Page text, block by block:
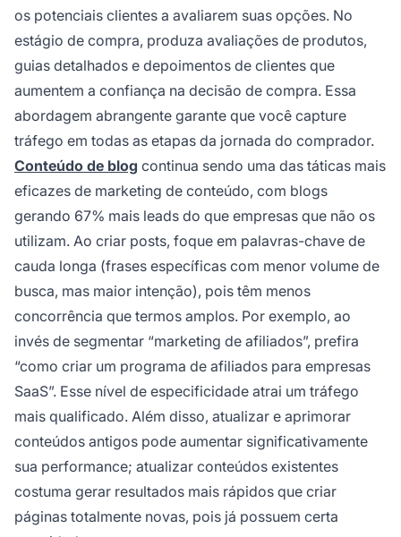
os potenciais clientes a avaliarem suas opções. No
estágio de compra, produza avaliações de produtos,
guias detalhados e depoimentos de clientes que
aumentem a confiança na decisão de compra. Essa
abordagem abrangente garante que você capture
tráfego em todas as etapas da jornada do comprador.
Conteúdo de blog continua sendo uma das táticas mais
eficazes de marketing de conteúdo, com blogs
gerando 67% mais leads do que empresas que não os
utilizam. Ao criar posts, foque em palavras-chave de
cauda longa (frases específicas com menor volume de
busca, mas maior intenção), pois têm menos
concorrência que termos amplos. Por exemplo, ao
invés de segmentar “marketing de afiliados”, prefira
“como criar um programa de afiliados para empresas
SaaS”. Esse nível de especificidade atrai um tráfego
mais qualificado. Além disso, atualizar e aprimorar
conteúdos antigos pode aumentar significativamente
sua performance; atualizar conteúdos existentes
costuma gerar resultados mais rápidos que criar
páginas totalmente novas, pois já possuem certa